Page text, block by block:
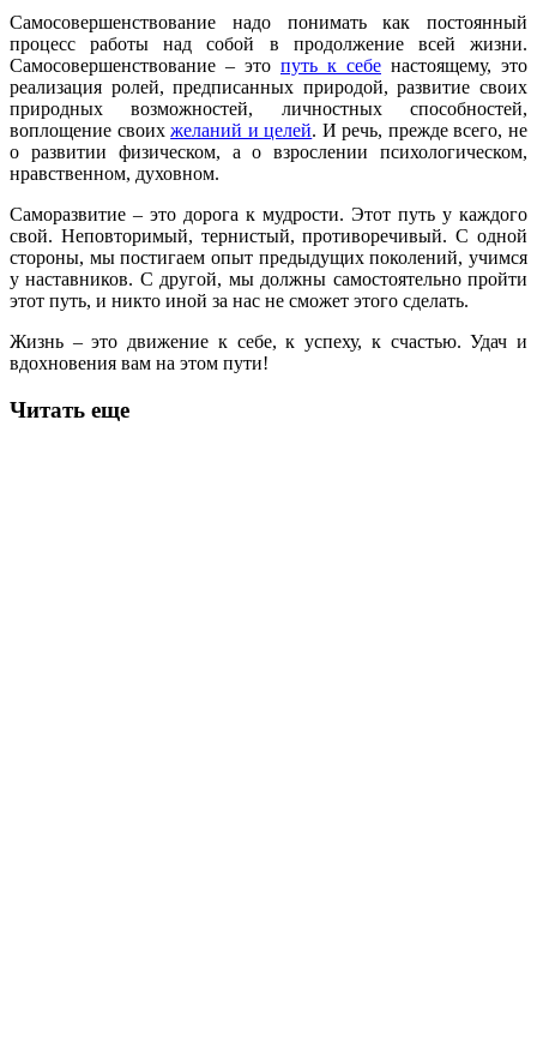
Самосовершенствование надо понимать как постоянный
процесс работы над собой в продолжение всей жизни.
Самосовершенствование – это путь к себе настоящему, это
реализация ролей, предписанных природой, развитие своих
природных возможностей, личностных способностей,
воплощение своихжеланий и целей. И речь, прежде всего, не
о развитии физическом, а о взрослении психологическом,
нравственном, духовном.
Саморазвитие – это дорога к мудрости. Этот путь у каждого
свой. Неповторимый, тернистый, противоречивый. С одной
стороны, мы постигаем опыт предыдущих поколений, учимся
у наставников. С другой, мы должны самостоятельно пройти
этот путь, и никто иной за нас не сможет этого сделать.
Жизнь – это движение к себе, к успеху, к счастью. Удач и
вдохновения вам на этом пути!
Читать еще